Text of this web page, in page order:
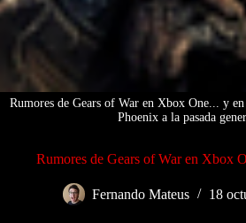
Rumores de Gears of War en Xbox One... y
Phoenix a la pasada
Rumores de Gears of War en Xbox
Fernando Mateus 18